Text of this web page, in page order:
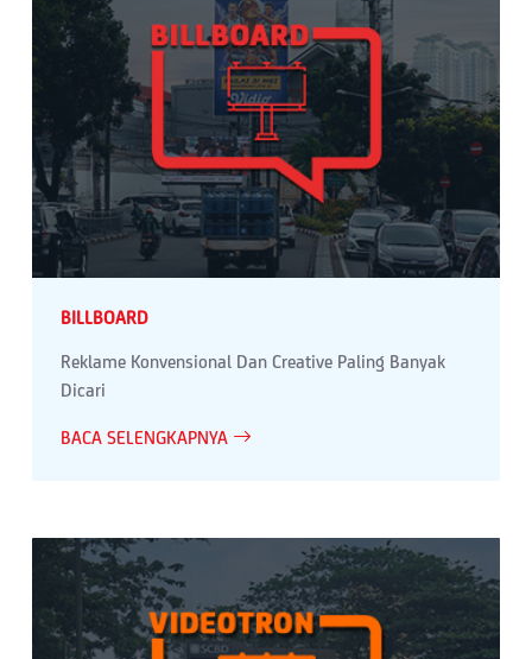
BILLBOARD
Reklame Konvensional Dan Creative Paling Banyak
Dicari
BACA SELENGKAPNYA